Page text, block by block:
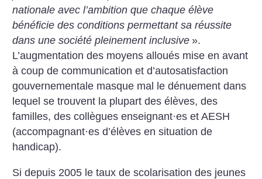
nationale avec l’ambition que chaque élève
bénéficie des conditions permettant sa réussite
dans une société pleinement inclusive ».
L’augmentation des moyens alloués mise en avant
à coup de communication et d’autosatisfaction
gouvernementale masque mal le dénuement dans
lequel se trouvent la plupart des élèves, des
familles, des collègues enseignant·es et AESH
(accompagnant·es d’élèves en situation de
handicap).
Si depuis 2005 le taux de scolarisation des jeunes